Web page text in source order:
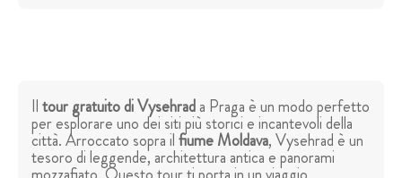
Iltour gratuito di Vysehrada Praga è un modo perfetto
per esplorare uno dei siti più storici e incantevoli della
città. Arroccato sopra ilfiume Moldava, Vysehrad è un
tesoro di leggende, architettura antica e panorami